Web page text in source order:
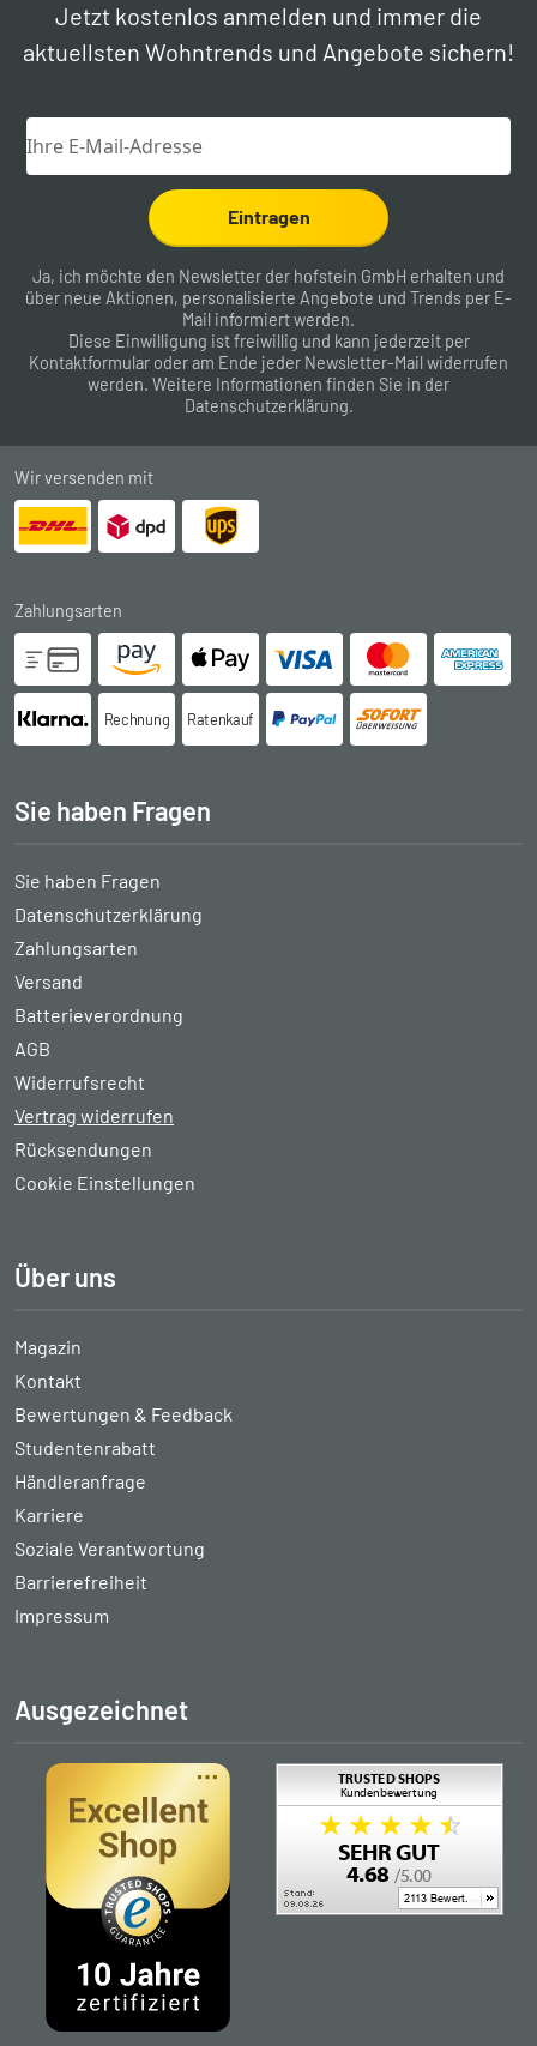
Jetzt kostenlos anmelden und immer die
aktuellsten Wohntrends und Angebote sichern!
Eintragen
Ja, ich möchte den Newsletter der hofstein GmbH erhalten und
über neue Aktionen, personalisierte Angebote und Trends per E-
Mail informiert werden.
Diese Einwilligung ist freiwillig und kann jederzeit per
Kontaktformular oder am Ende jeder Newsletter-Mail widerrufen
werden. Weitere Informationen finden Sie in der
Datenschutzerklärung.
Wir versenden mit
Zahlungsarten
Rechnung Ratenkauf
Sie haben Fragen
Sie haben Fragen
Datenschutzerklärung
Zahlungsarten
Versand
Batterieverordnung
AGB
Widerrufsrecht
Vertrag widerrufen
Rücksendungen
Cookie Einstellungen
Über uns
Magazin
Kontakt
Bewertungen & Feedback
Studentenrabatt
Händleranfrage
Karriere
Soziale Verantwortung
Barrierefreiheit
Impressum
Ausgezeichnet